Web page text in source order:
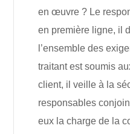
en œuvre ? Le
en première ligne, il
l’ensemble des
traitant est soumis
client, il veille à la
responsables
eux la charge de la